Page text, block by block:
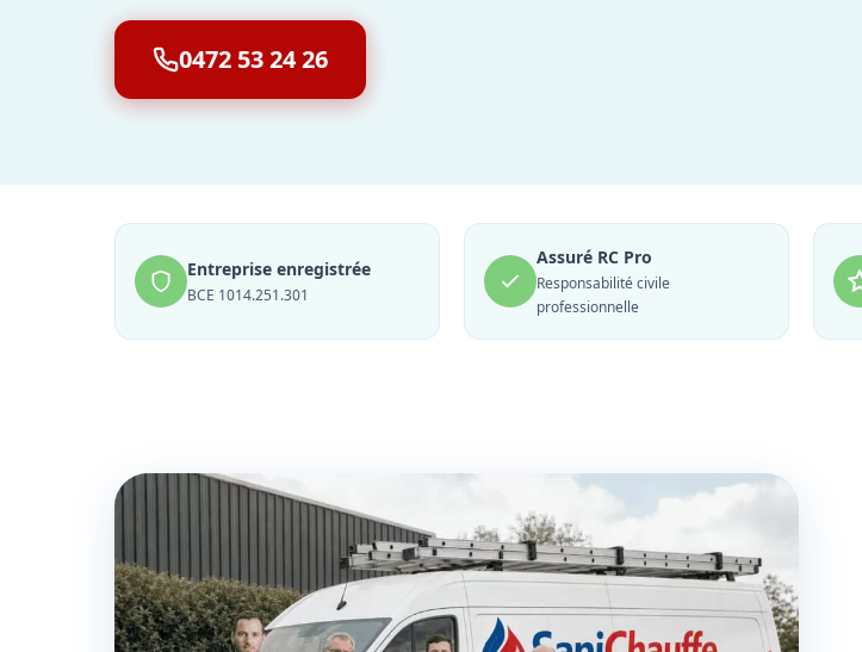
0472 53 24 26
Entreprise enregistrée
BCE 1014.251.301
Assuré RC Pro
Responsabilité civile
professionnelle